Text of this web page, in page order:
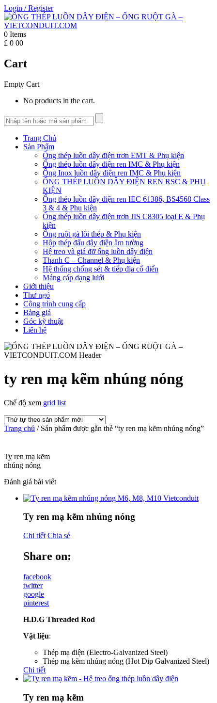
Login /Register
0 Items
£ 0 00
Cart
Empty Cart
No products in the cart.
Trang Chủ
Sản Phẩm
Ống thép luồn dây điện trơn EMT & Phụ kiện
Ống thép luồn dây điện ren IMC & Phụ kiện
Ống Inox luồn dây điện ren IMC & Phụ kiện
ỐNG THÉP LUỒN DÂY ĐIỆN REN RSC & PHỤ
KIỆN
Ống thép luồn dây điện ren IEC 61386, BS4568 Class
3 & 4 & Phụ kiện
Ống thép luồn dây điện trơn JIS C8305 loại E & Phụ
kiện
Ống ruột gà lõi thép & Phụ kiện
Hộp thép đấu dây điện âm tường
Hệ treo và giá đỡ ống luồn dây điện
Thanh C – Channel & Phụ kiện
Hệ thống chống sét & tiếp địa cổ điển
Máng cáp dạng lưới
Giới thiệu
Thư ngỏ
Công trình cung cấp
Bảng giá
Góc kỹ thuật
Liên hệ
ty ren mạ kẽm nhúng nóng
Chế độ xem grid list
Trang chủ / Sản phẩm được gắn thẻ “ty ren mạ kẽm nhúng nóng”
Ty ren mạ kẽm
nhúng nóng
Đánh giá bài viết
Ty ren mạ kẽm nhúng nóng
Chi tiết Chia sẻ
Share on:
facebook
twitter
google
pinterest
H.D.G Threaded Rod
Vật liệu:
Thép mạ điện (Electro-Galvanized Steel)
Thép mạ kẽm nhúng nóng (Hot Dip Galvanized Steel)
Chi tiết
Ty ren mạ kẽm